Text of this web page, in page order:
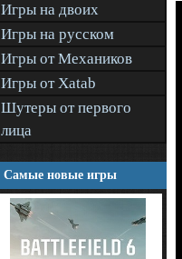
Игры на двоих
Игры на русском
Игры от Механиков
Игры от Xatab
Шутеры от первого
лица
Самые новые игры